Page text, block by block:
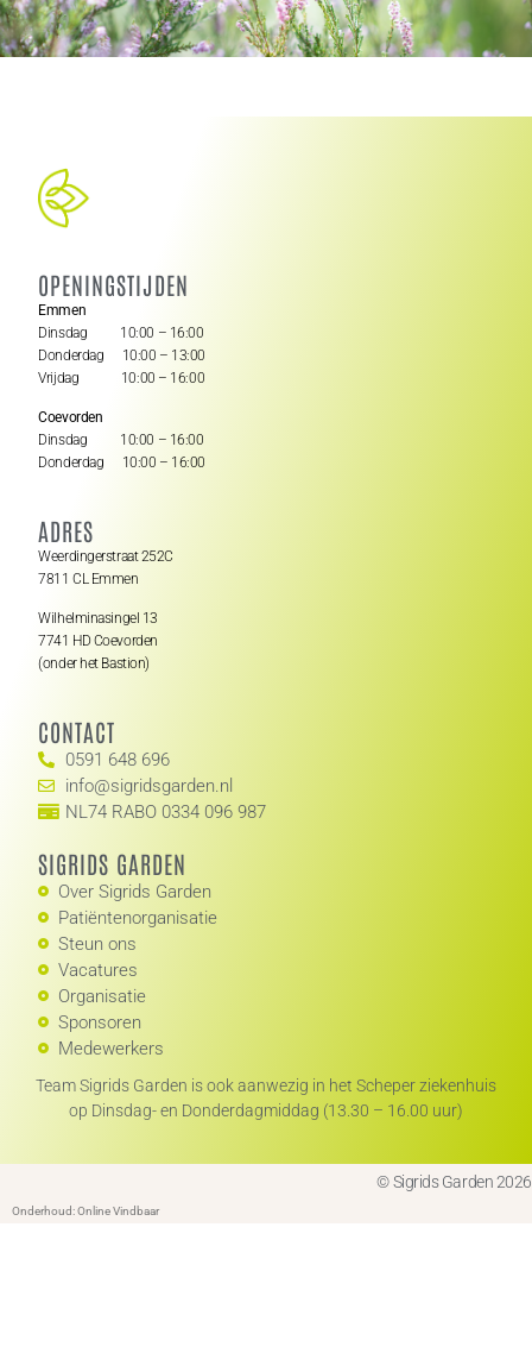
OPENINGSTIJDEN
Emmen
Dinsdag 10:00 – 16:00
Donderdag 10:00 – 13:00
Vrijdag 10:00 – 16:00
Coevorden
Dinsdag 10:00 – 16:00
Donderdag 10:00 – 16:00
ADRES
Weerdingerstraat 252C
7811 CL Emmen
Wilhelminasingel 13
7741 HD Coevorden
(onder het Bastion)
CONTACT
0591 648 696
info@sigridsgarden.nl
NL74 RABO 0334 096 987
SIGRIDS GARDEN
Over Sigrids Garden
Patiëntenorganisatie
Steun ons
Vacatures
Organisatie
Sponsoren
Medewerkers
Team Sigrids Garden is ook aanwezig in het Scheper ziekenhuis
op Dinsdag- en Donderdagmiddag (13.30 – 16.00 uur)
© Sigrids Garden 2026
Onderhoud: Online Vindbaar